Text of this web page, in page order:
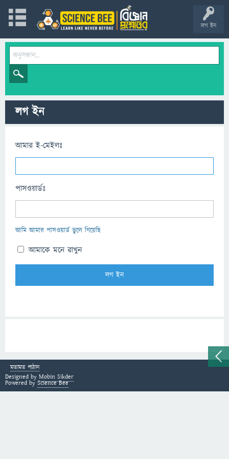
লগ ইন
লগ ইন
আমার ই-মেইলঃ
পাসওয়ার্ডঃ
আমি আমার পাসওয়ার্ড ভুলে গিয়েছি
আমাকে মনে রাখুন
মতামত পাঠান
Designed by Mobin Sikder
Powered by Science Bee